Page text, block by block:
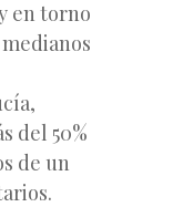
en torno
del 50%
de un